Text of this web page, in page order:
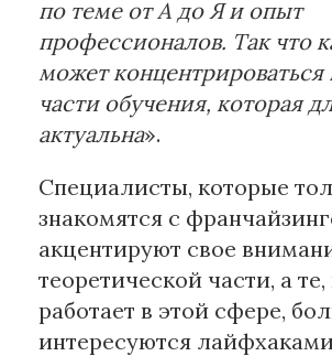
по теме от А до Я и опыт
профессионалов. Так что
может концентрироваться
части обучения, которая
актуальна».
Специалисты, которые
знакомятся с
акцентируют свое
теоретической части, а
работает в этой сфере,
интересуются